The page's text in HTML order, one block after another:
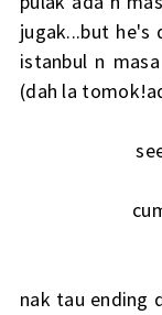
jugak...but
istanbul n
(dah la
nak tau ending